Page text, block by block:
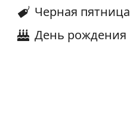
Черная пятница
День рождения